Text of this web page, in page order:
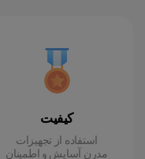
کیفیت
استفاده از تجهیزات
مدرن آسایش و اطمینان